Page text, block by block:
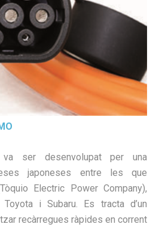
va ser desenvolupat per una
japoneses entre les que
Electric Power Company),
i Subaru. Es tracta d’un
recàrregues ràpides en corrent